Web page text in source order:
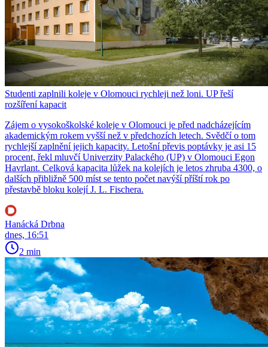
Studenti zaplnili koleje v Olomouci rychleji než loni. UP řeší
rozšíření kapacit
Zájem o vysokoškolské koleje v Olomouci je před nadcházejícím
akademickým rokem vyšší než v předchozích letech. Svědčí o tom
rychlejší zaplnění jejich kapacity. Letošní převis poptávky je asi 15
procent, řekl mluvčí Univerzity Palackého (UP) v Olomouci Egon
Havrlant. Celková kapacita lůžek na kolejích je letos zhruba 4300, o
dalších přibližně 500 míst se tento počet navýší příští rok po
přestavbě bloku kolejí J. L. Fischera.
Hanácká Drbna
dnes, 16:51
2 min